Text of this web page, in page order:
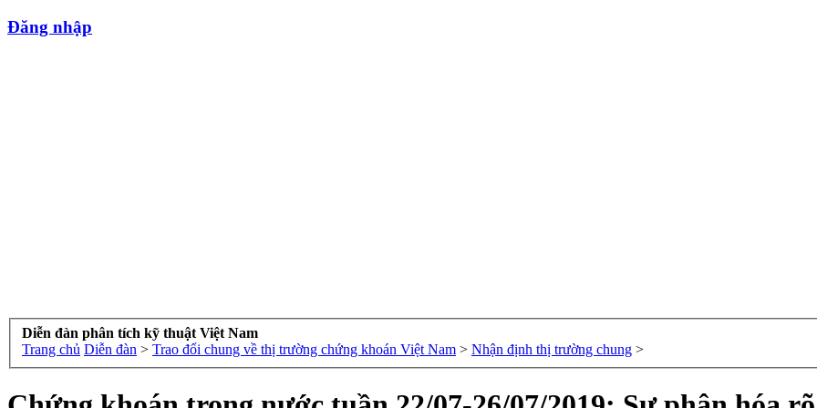
Đăng nhập
Diễn đàn phân tích kỹ thuật Việt Nam
Trang chủ Diễn đàn > Trao đổi chung về thị trường chứng khoán Việt Nam > Nhận định thị trường chung >